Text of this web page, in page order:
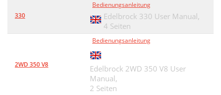
330
Bedienungsanleitung
Edelbrock 330 User Manual,
4 Seiten
2WD 350 V8
Bedienungsanleitung
Edelbrock 2WD 350 V8 User
Manual,
2 Seiten